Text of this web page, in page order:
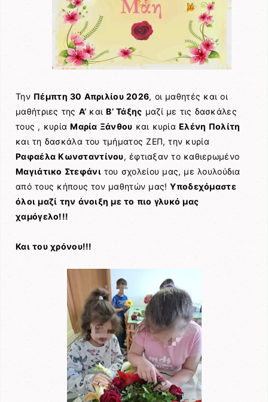
Την Πέμπτη 30 Απριλίου 2026, οι μαθητές και οι
μαθήτριες της Α’ καιΒ’ Τάξης μαζί με τις δασκάλες
τους , κυρίαΜαρία Ξάνθου και κυρίαΕλένη Πολίτη
και τη δασκάλα του τμήματος ΖΕΠ, την κυρία
Ραφαέλα Κωνσταντίνου, έφτιαξαν το καθιερωμένο
Μαγιάτικο Στεφάνιτου σχολείου μας, με λουλούδια
από τους κήπους τον μαθητών μας!Υποδεχόμαστε
όλοι μαζί την άνοιξη με το πιο γλυκό μας
χαμόγελο!!!
Και του χρόνου!!!